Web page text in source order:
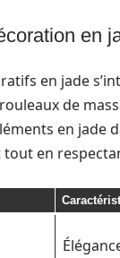
en
en jade
de
en jade
en